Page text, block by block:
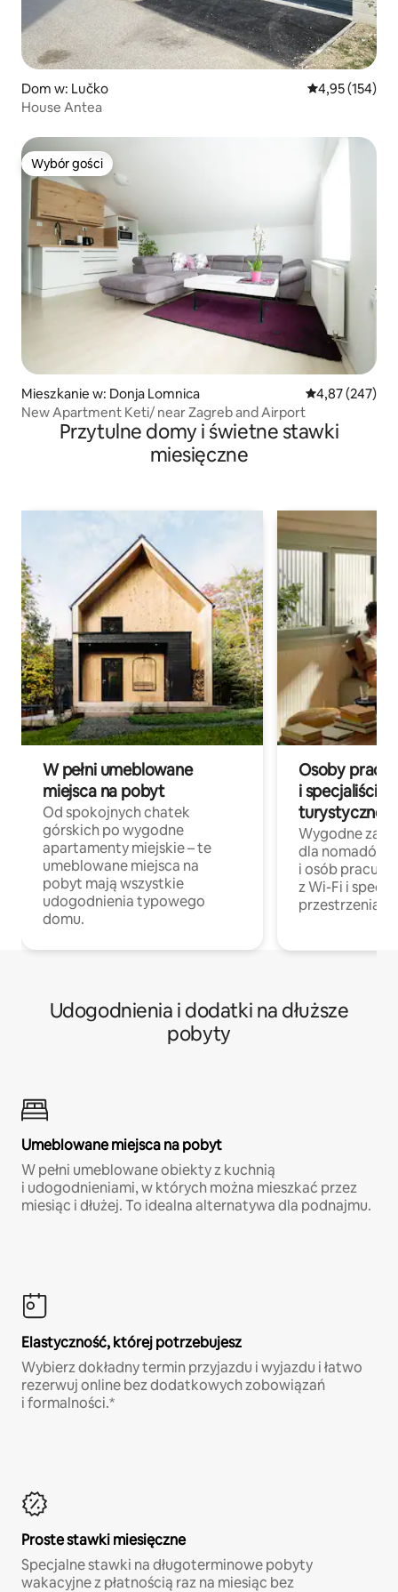
Dom w: Lučko Średnia
4,95 (154)
House Antea
Wybór gości
Wybór gości
Mieszkanie w: Donja Lomnica Średnia
4,87 (247)
New Apartment Keti/ near Zagreb and Airport
Przytulne domy i świetne stawki
miesięczne
W pełni umeblowane
miejsca na pobyt
Od spokojnych chatek
górskich po wygodne
apartamenty miejskie – te
umeblowane miejsca na
pobyt mają wszystkie
udogodnienia typowego
domu.
Osoby
i specjaliści z
turystycznej
Wygodne
dla nomadów
i osób
z Wi-Fi i
przestrzenią
Udogodnienia i dodatki na dłuższe
pobyty
Umeblowane miejsca na pobyt
W pełni umeblowane obiekty z kuchnią
i udogodnieniami, w których można mieszkać przez
miesiąc i dłużej. To idealna alternatywa dla podnajmu.
Elastyczność, której potrzebujesz
Wybierz dokładny termin przyjazdu i wyjazdu i łatwo
rezerwuj online bez dodatkowych zobowiązań
i formalności.*
Proste stawki miesięczne
Specjalne stawki na długoterminowe pobyty
wakacyjne z płatnością raz na miesiąc bez